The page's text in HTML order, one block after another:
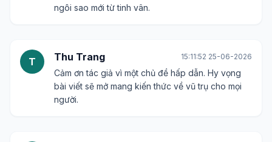
ngôi sao mới từ tinh vân.
T Thu Trang 15:11:52 25-06-2026
Cảm ơn tác giả vì một chủ đề hấp dẫn. Hy vọng
bài viết sẽ mở mang kiến thức về vũ trụ cho mọi
người.